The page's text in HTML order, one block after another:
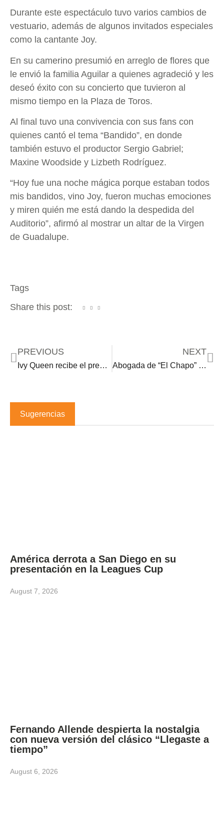
Durante este espectáculo tuvo varios cambios de
vestuario, además de algunos invitados especiales
como la cantante Joy.
En su camerino presumió en arreglo de flores que
le envió la familia Aguilar a quienes agradeció y les
deseó éxito con su concierto que tuvieron al
mismo tiempo en la Plaza de Toros.
Al final tuvo una convivencia con sus fans con
quienes cantó el tema “Bandido”, en donde
también estuvo el productor Sergio Gabriel;
Maxine Woodside y Lizbeth Rodríguez.
“Hoy fue una noche mágica porque estaban todos
mis bandidos, vino Joy, fueron muchas emociones
y miren quién me está dando la despedida del
Auditorio”, afirmó al mostrar un altar de la Virgen
de Guadalupe.
Tags
Share this post:
PREVIOUS
Ivy Queen recibe el premio Icono de Billboard, presentado por Bad Bunny
NEXT
Abogada de “El Chapo” ahora es cantante para empoderar a las mujeres
Sugerencias
América derrota a San Diego en su
presentación en la Leagues Cup
August 7, 2026
Fernando Allende despierta la nostalgia
con nueva versión del clásico “Llegaste a
tiempo”
August 6, 2026